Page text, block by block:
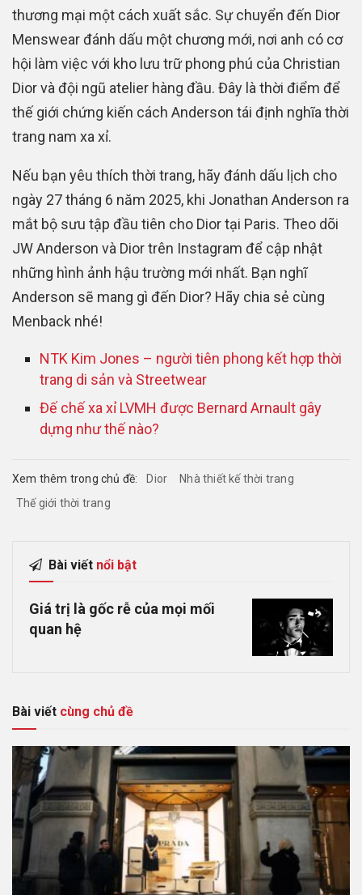
thương mại một cách xuất sắc. Sự chuyển đến Dior
Menswear đánh dấu một chương mới, nơi anh có cơ
hội làm việc với kho lưu trữ phong phú của Christian
Dior và đội ngũ atelier hàng đầu. Đây là thời điểm để
thế giới chứng kiến cách Anderson tái định nghĩa thời
trang nam xa xỉ.
Nếu bạn yêu thích thời trang, hãy đánh dấu lịch cho
ngày 27 tháng 6 năm 2025, khi Jonathan Anderson ra
mắt bộ sưu tập đầu tiên cho Dior tại Paris. Theo dõi
JW Anderson và Dior trên Instagram để cập nhật
những hình ảnh hậu trường mới nhất. Bạn nghĩ
Anderson sẽ mang gì đến Dior? Hãy chia sẻ cùng
Menback nhé!
NTK Kim Jones – người tiên phong kết hợp thời
trang di sản và Streetwear
Đế chế xa xỉ LVMH được Bernard Arnault gây
dựng như thế nào?
Xem thêm trong chủ đề: Dior
Nhà thiết kế thời trang
Thế giới thời trang
Bài viết nổi bật
Giá trị là gốc rễ của mọi mối
quan hệ
Bài viết cùng chủ đề